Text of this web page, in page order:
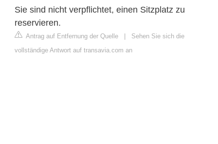
Sie sind nicht verpflichtet, einen Sitzplatz zu
reservieren.
Antrag auf Entfernung der Quelle
Sehen Sie sich die
vollständige Antwort auf transavia.com an